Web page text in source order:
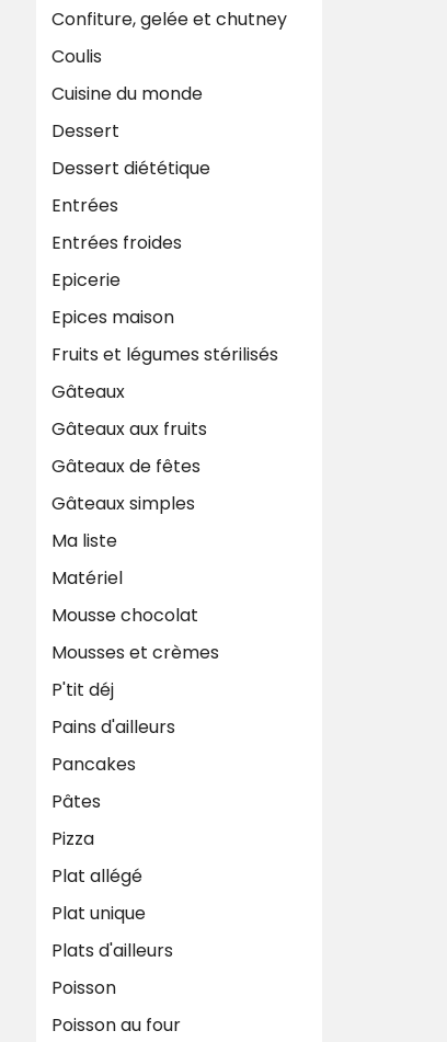
Confiture, gelée et chutney
Coulis
Cuisine du monde
Dessert
Dessert diététique
Entrées
Entrées froides
Epicerie
Epices maison
Fruits et légumes stérilisés
Gâteaux
Gâteaux aux fruits
Gâteaux de fêtes
Gâteaux simples
Ma liste
Matériel
Mousse chocolat
Mousses et crèmes
P'tit déj
Pains d'ailleurs
Pancakes
Pâtes
Pizza
Plat allégé
Plat unique
Plats d'ailleurs
Poisson
Poisson au four